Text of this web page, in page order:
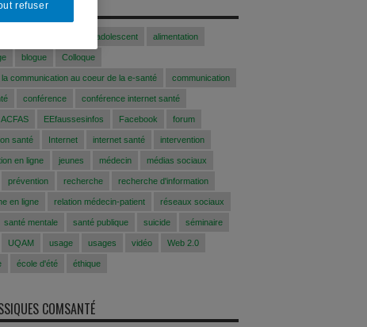
adolescent alimentation
blogue Colloque
communication au coeur de la e-santé communication
conférence conférence internet santé
EEfaussesinfos Facebook forum
santé Internet internet santé intervention
en ligne jeunes médecin médias sociaux
prévention recherche recherche d'information
en ligne relation médecin-patient réseaux sociaux
santé mentale santé publique suicide séminaire
UQAM usage usages vidéo Web 2.0
école d'été éthique
COMSANTÉ
refuser